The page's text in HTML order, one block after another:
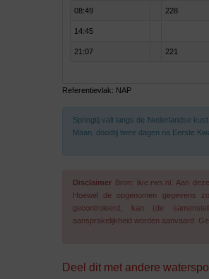
08:49 228
14:45
21:07 221
Referentievlak: NAP
Springtij valt langs de Nederlandse
Maan, doodtij twee dagen na Eerste
Disclaimer Bron: live.rws.nl. Aan
Hoewel de opgenomen gegevens
gecontroleerd, kan (de
aansprakelijkheid worden aanvaard.
Deel dit met andere